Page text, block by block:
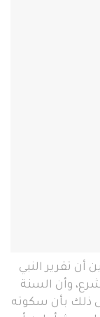
تقرير النبي
في الشرع، وأن السنة
ذلك بأن سكوته